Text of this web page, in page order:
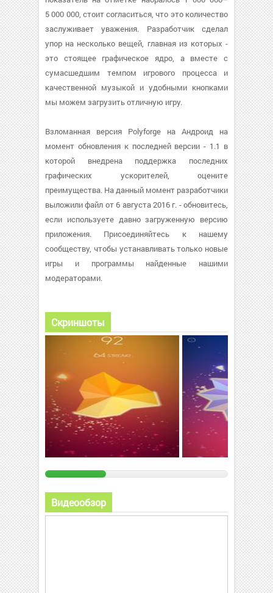
5 000 000, стоит согласиться, что это количество
заслуживает уважения. Разработчик сделал
упор на несколько вещей, главная из которых -
это стоящее графическое ядро, а вместе с
сумасшедшим темпом игрового процесса и
качественной музыкой и удобными кнопками
мы можем загрузить отличную игру.
Взломанная версия Polyforge на Андроид на
момент обновления к последней версии - 1.1 в
которой внедрена поддержка последних
графических ускорителей, оцените
преимущества. На данный момент разработчики
выложили файл от 6 августа 2016 г. - обновитесь,
если используете давно загруженную версию
приложения. Присоединяйтесь к нашему
сообществу, чтобы устанавливать только новые
игры и программы найденные нашими
модераторами.
Скриншоты
Видеообзор